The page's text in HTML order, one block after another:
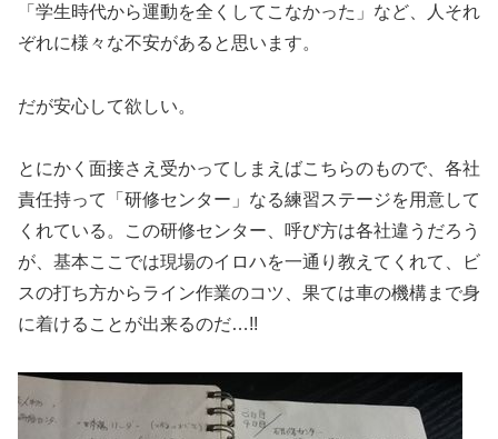
「学生時代から運動を全くしてこなかった」など、人それ
ぞれに様々な不安があると思います。
だが安心して欲しい。
とにかく面接さえ受かってしまえばこちらのもので、各社
責任持って「研修センター」なる練習ステージを用意して
くれている。この研修センター、呼び方は各社違うだろう
が、基本ここでは現場のイロハを一通り教えてくれて、ビ
スの打ち方からライン作業のコツ、果ては車の機構まで身
に着けることが出来るのだ…!!